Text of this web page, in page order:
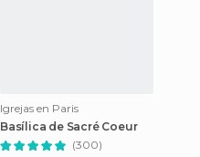
Igrejas en Paris
Basílica de Sacré Coeur
(300)